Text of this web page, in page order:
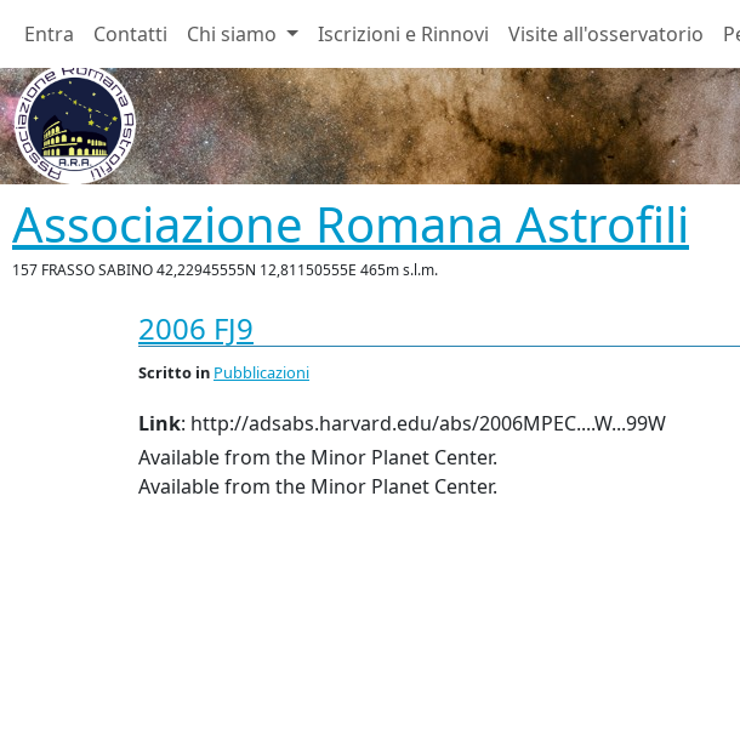
Entra Contatti Chi siamo Iscrizioni e Rinnovi Visite all'osservatorio
Associazione Romana Astrofili
157 FRASSO SABINO 42,22945555N 12,81150555E 465m s.l.m.
2006 FJ9
Scritto in Pubblicazioni
Link: http://adsabs.harvard.edu/abs/2006MPEC....W...99W
Available from the Minor Planet Center.
Available from the Minor Planet Center.